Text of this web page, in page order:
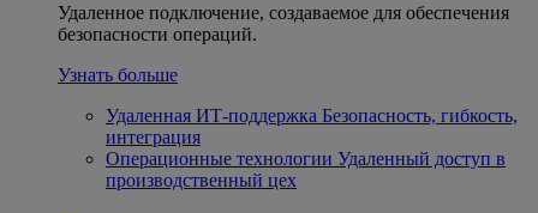
Удаленное подключение, создаваемое для обеспечения
безопасности операций.
Узнать больше
Удаленная ИТ-поддержка Безопасность, гибкость,
интеграция
Операционные технологии Удаленный доступ в
производственный цех